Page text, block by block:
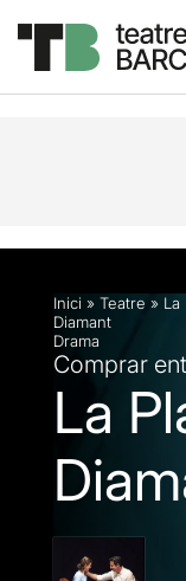
Descripció
Inici » Teatre » La
Diamant
Drama
Comprar
La